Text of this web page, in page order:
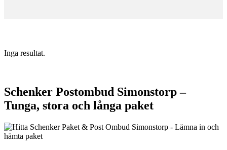
Inga resultat.
Schenker Postombud Simonstorp –
Tunga, stora och långa paket